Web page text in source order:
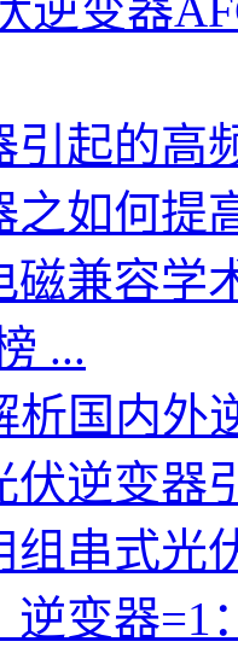
逆变器
引起的高
之如何提
磁兼容学
...
析国内外
伏逆变
组串式光
逆变器=1